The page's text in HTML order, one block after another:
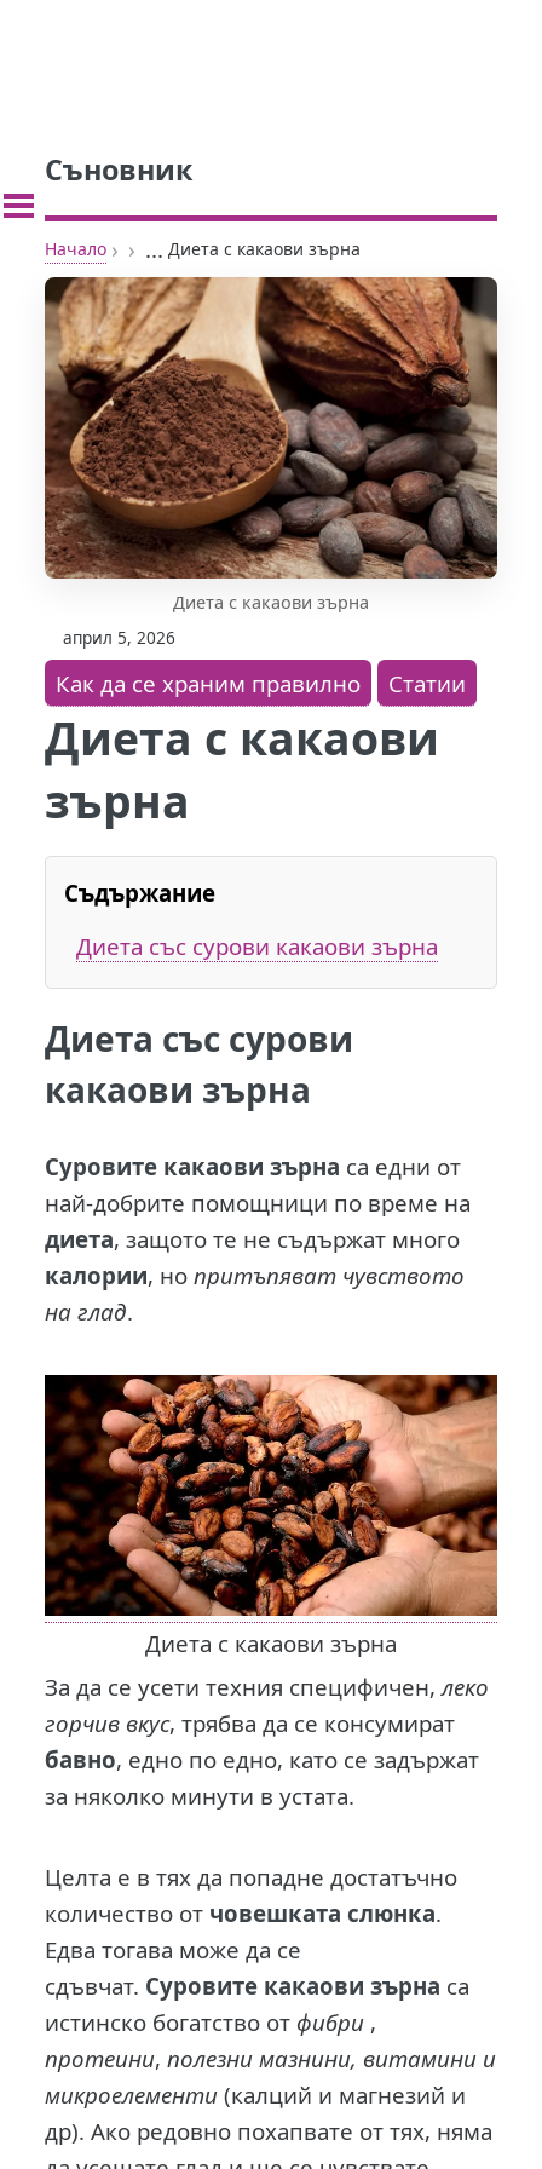
Съновник
Начало › › ... Диета с какаови зърна
Диета с какаови зърна
април 5, 2026
Как да се храним правилно Статии
Диета с какаови
зърна
Съдържание
Диета със сурови какаови зърна
Диета със сурови
какаови зърна
Суровите какаови зърна са едни от
най-добрите помощници по време на
диета, защото те не съдържат много
калории, нопритъпяват чувството
на глад.
Диета с какаови зърна
За да се усети техния специфичен,леко
горчив вкус, трябва да се консумират
бавно, едно по едно, като се задържат
за няколко минути в устата.
Целта е в тях да попадне достатъчно
количество от човешката слюнка.
Едва тогава може да се
сдъвчат. Суровите какаови зърна са
истинско богатство от фибри ,
протеини,полезни мазнини, витамини и
микроелементи (калций и магнезий и
др). Ако редовно похапвате от тях, няма